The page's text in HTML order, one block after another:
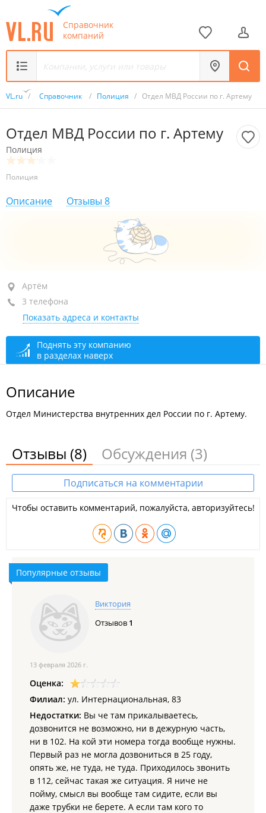
Справочник
компаний
VL.ru / Справочник / Полиция / Отдел МВД России по г. Артему
Отдел МВД России по г. Артему
Полиция
Полиция
Описание Отзывы 8
Артём, ул. Интернациональная, 83
+7 (423-37) 4-72-47
+7 (423) 240-10-00горячая линия
+7 (423) 240-13-13бюро регистрации несчастных случаев
круглосуточно
Артём
3 телефона
Показать адреса и контакты
Поднять эту компанию
в разделах наверх
Описание
Отдел Министерства внутренних дел России по г. Артему.
Отзывы (8) Обсуждения (3)
Подписаться на комментарии
Чтобы оставить комментарий, пожалуйста, авторизуйтесь!
Популярные отзывы
Виктория
Отзывов 1
13 февраля 2026 г.
Оценка:
Филиал: ул. Интернациональная, 83
Недостатки: Вы че там прикалываетесь,
дозвонится не возможно, ни в дежурную часть,
ни в 102. На кой эти номера тогда вообще нужны.
Первый раз не могла дозвониться в 25 году,
опять же, не туда, не туда. Приходилось звонить
в 112, сейчас такая же ситуация. Я ниче не
пойму, смысл вы вообще там сидите, если вы
даже трубки не берете. А если там кого то